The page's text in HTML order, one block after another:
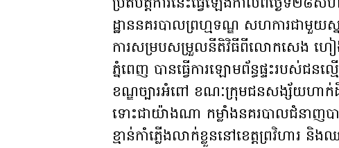
ប្រតិបត្តិការនេះធ្វើឡើងកាលពីថ្ងៃទី២
ដ្ឋាន​នគរបាល​ព្រហ្មទណ្ឌ​ សហការជាមួយស្
ការសម្របសម្រួលនីតិវិធីពីលោកសេង ហៀង
ភ្នំពេញ បានធ្វើការឡោមព័ន្ធផ្ទះរបស់ជ
ខណ្ឌច្បារអំពៅ ខណៈក្រុមជនសង្ស័យហាក់
ទោះជាយ៉ាងណា កម្លាំងនគរបាលជំនាញ
ខ្មាន់កាំភ្លើងលាក់ខ្លួននៅខេត្តព្រវិហារ